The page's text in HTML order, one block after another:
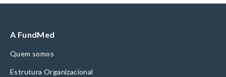
A FundMed
Quem somos
Estrutura Organizacional